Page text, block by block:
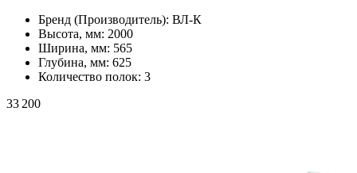
Бренд (Производитель): ВЛ-К
Высота, мм: 2000
Ширина, мм: 565
Глубина, мм: 625
Количество полок: 3
33 200